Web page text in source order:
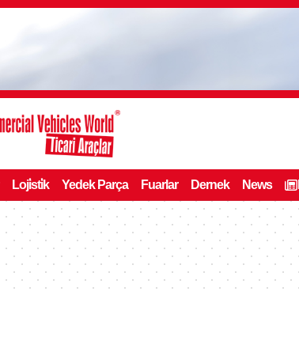
Loji̇sti̇k Yedek Parça Fuarlar Dernek News